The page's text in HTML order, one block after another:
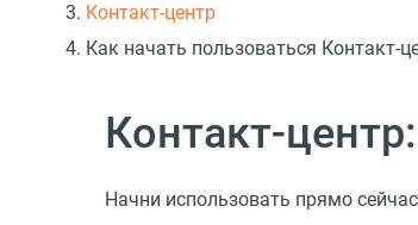
Контакт-центр
Как начать пользоваться Контакт-
Контакт-
Начни использовать прямо сейчас